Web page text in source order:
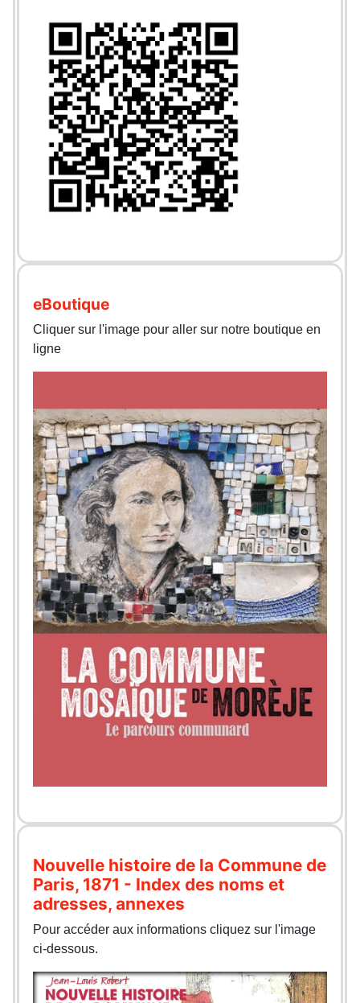
eBoutique
Cliquer sur l'image pour aller sur notre boutique en
ligne
Nouvelle histoire de la Commune de
Paris, 1871 - Index des noms et
adresses, annexes
Pour accéder aux informations cliquez sur l'image
ci-dessous.